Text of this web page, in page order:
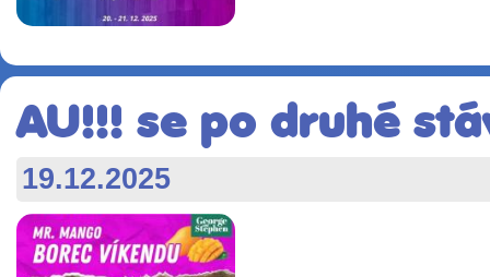
AU!!! se po druhé
19.12.2025